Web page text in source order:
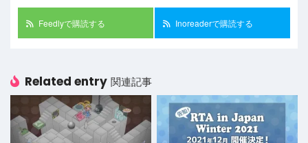
Feedlyで購読する Inoreaderで購読する
Related entry 関連記事